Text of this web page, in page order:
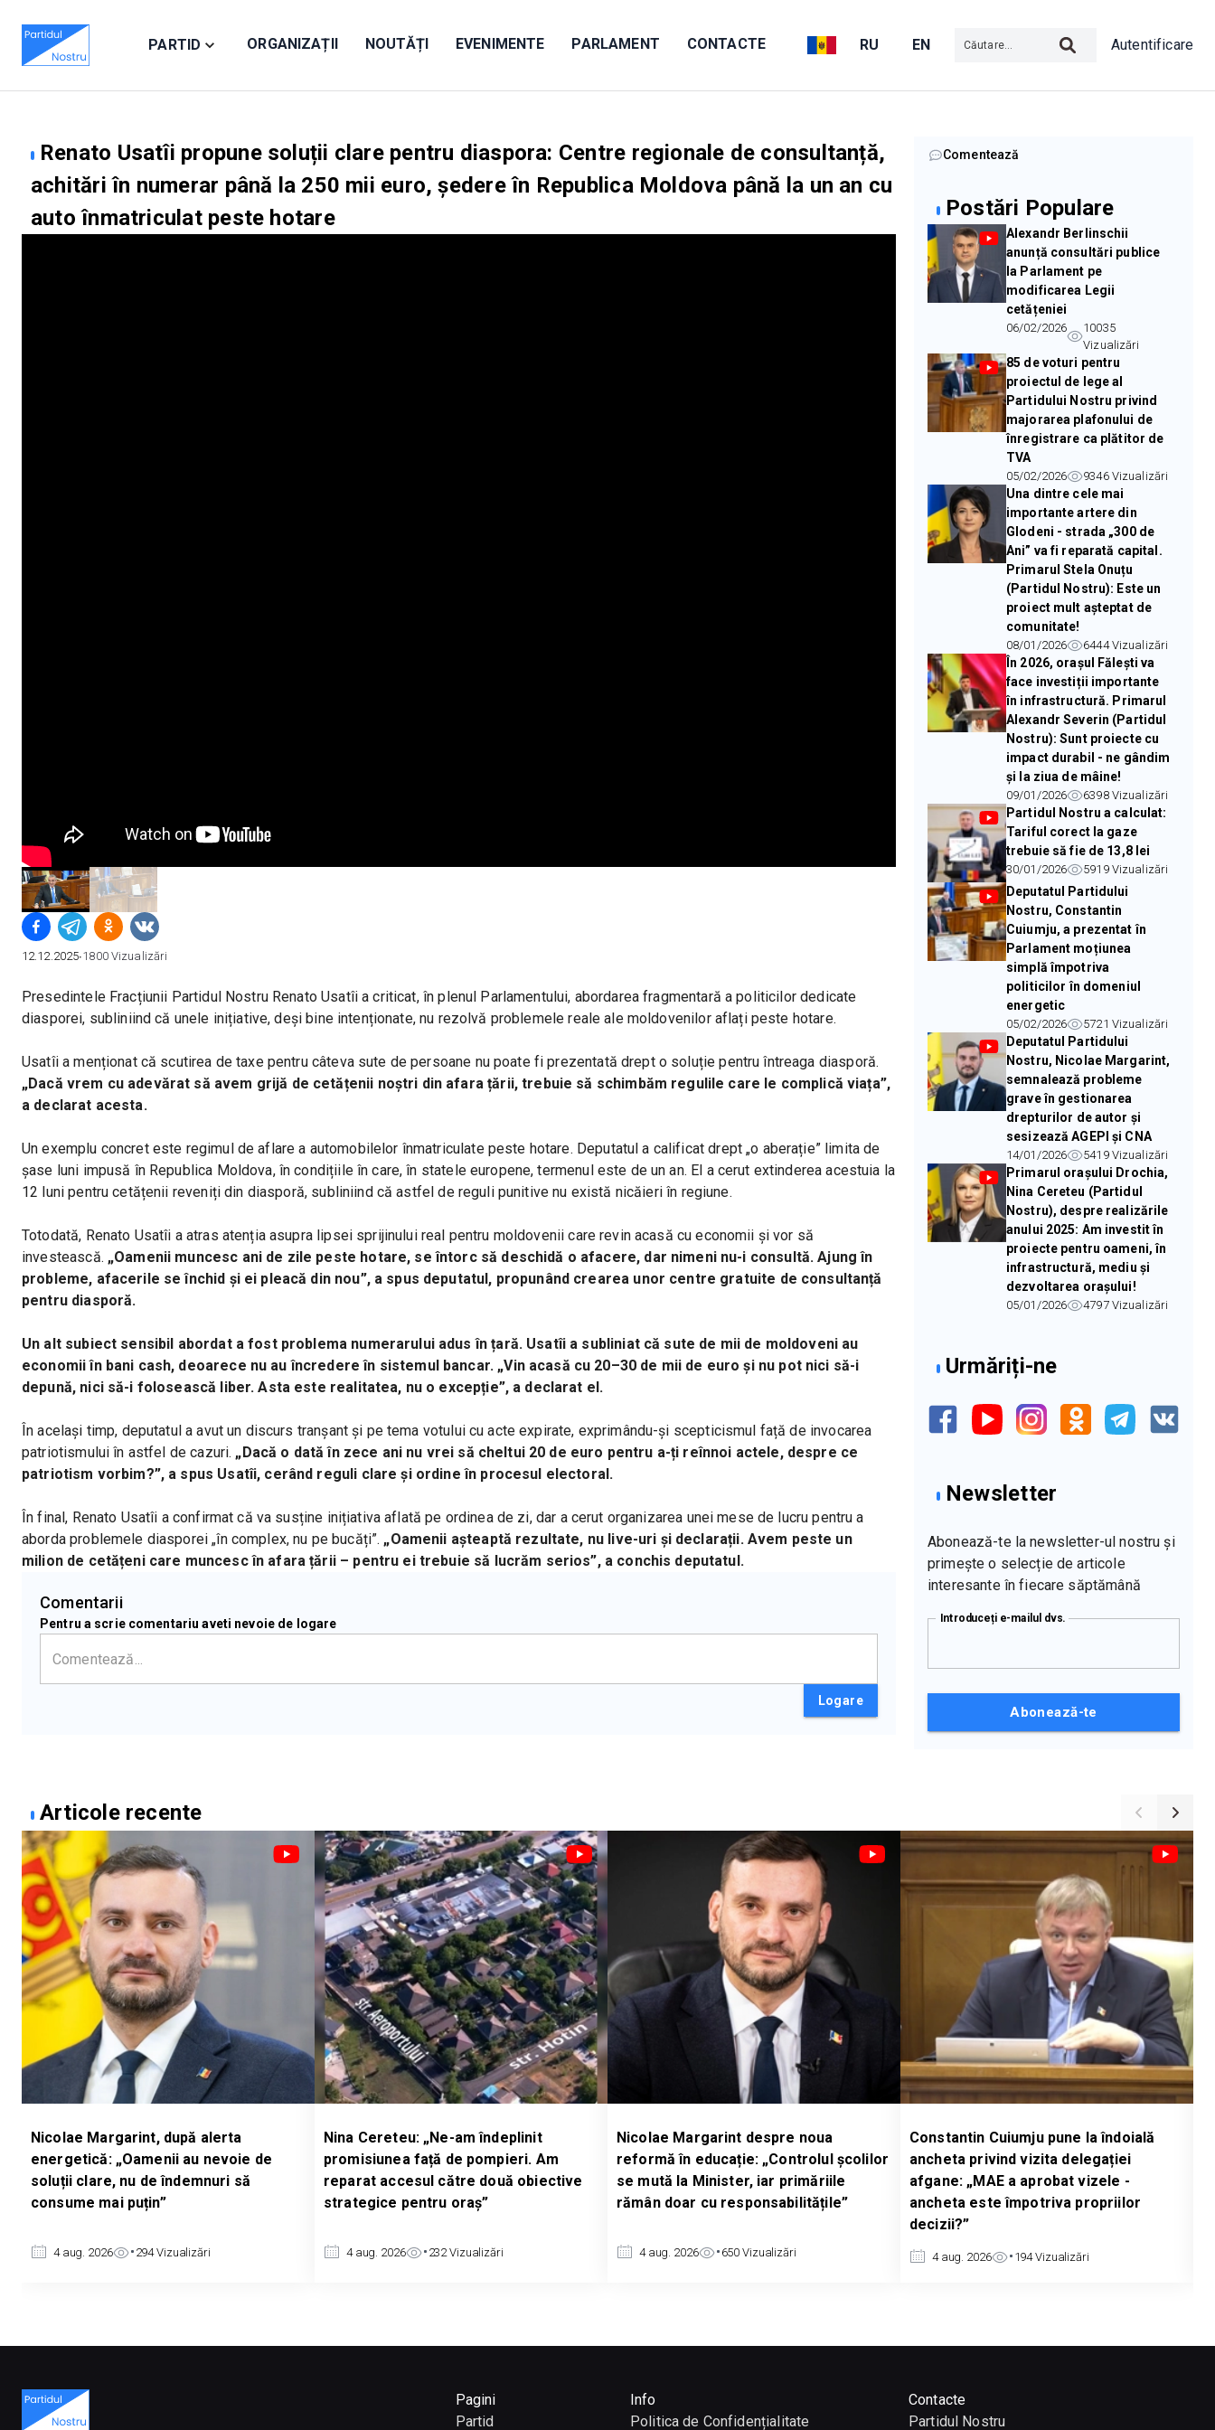
PARTID ORGANIZAȚII NOUTĂȚI EVENIMENTE PARLAMENT CONTACTE RU EN Autentificare
Renato Usatîi propune soluții clare pentru diaspora: Centre regionale de consultanță,
achitări în numerar până la 250 mii euro, ședere în Republica Moldova până la un an cu
auto înmatriculat peste hotare
12.12.2025∙1800 Vizualizări
Presedintele Fracțiunii Partidul Nostru Renato Usatîi a criticat, în plenul Parlamentului, abordarea fragmentară a politicilor dedicate
diasporei, subliniind că unele inițiative, deși bine intenționate, nu rezolvă problemele reale ale moldovenilor aflați peste hotare.
Usatîi a menționat că scutirea de taxe pentru câteva sute de persoane nu poate fi prezentată drept o soluție pentru întreaga diasporă.
„Dacă vrem cu adevărat să avem grijă de cetățenii noștri din afara țării, trebuie să schimbăm regulile care le complică viața”,
a declarat acesta.
Un exemplu concret este regimul de aflare a automobilelor înmatriculate peste hotare. Deputatul a calificat drept „o aberație” limita de
șase luni impusă în Republica Moldova, în condițiile în care, în statele europene, termenul este de un an. El a cerut extinderea acestuia la
12 luni pentru cetățenii reveniți din diasporă, subliniind că astfel de reguli punitive nu există nicăieri în regiune.
Totodată, Renato Usatîi a atras atenția asupra lipsei sprijinului real pentru moldovenii care revin acasă cu economii și vor să
investească. „Oamenii muncesc ani de zile peste hotare, se întorc să deschidă o afacere, dar nimeni nu-i consultă. Ajung în
probleme, afacerile se închid și ei pleacă din nou”, a spus deputatul, propunând crearea unor centre gratuite de consultanță
pentru diasporă.
Un alt subiect sensibil abordat a fost problema numerarului adus în țară. Usatîi a subliniat că sute de mii de moldoveni au
economii în bani cash, deoarece nu au încredere în sistemul bancar. „Vin acasă cu 20–30 de mii de euro și nu pot nici să-i
depună, nici să-i folosească liber. Asta este realitatea, nu o excepție”, a declarat el.
În același timp, deputatul a avut un discurs tranșant și pe tema votului cu acte expirate, exprimându-și scepticismul față de invocarea
patriotismului în astfel de cazuri. „Dacă o dată în zece ani nu vrei să cheltui 20 de euro pentru a-ți reînnoi actele, despre ce
patriotism vorbim?”, a spus Usatîi, cerând reguli clare și ordine în procesul electoral.
În final, Renato Usatîi a confirmat că va susține inițiativa aflată pe ordinea de zi, dar a cerut organizarea unei mese de lucru pentru a
aborda problemele diasporei „în complex, nu pe bucăți”. „Oamenii așteaptă rezultate, nu live-uri și declarații. Avem peste un
milion de cetățeni care muncesc în afara țării – pentru ei trebuie să lucrăm serios”, a conchis deputatul.
Comentarii
Pentru a scrie comentariu aveti nevoie de logare
Logare
Comentează
Postări Populare
Alexandr Berlinschii
anunță consultări publice
la Parlament pe
modificarea Legii
cetățeniei
06/02/2026
10035
Vizualizări
85 de voturi pentru
proiectul de lege al
Partidului Nostru privind
majorarea plafonului de
înregistrare ca plătitor de
TVA
05/02/2026 9346Vizualizări
Una dintre cele mai
importante artere din
Glodeni - strada „300 de
Ani” va fi reparată capital.
Primarul Stela Onuțu
(Partidul Nostru): Este un
proiect mult așteptat de
comunitate!
08/01/2026 6444Vizualizări
În 2026, orașul Fălești va
face investiții importante
în infrastructură. Primarul
Alexandr Severin (Partidul
Nostru): Sunt proiecte cu
impact durabil - ne gândim
și la ziua de mâine!
09/01/2026 6398Vizualizări
Partidul Nostru a calculat:
Tariful corect la gaze
trebuie să fie de 13,8 lei
30/01/2026 5919Vizualizări
Deputatul Partidului
Nostru, Constantin
Cuiumju, a prezentat în
Parlament moțiunea
simplă împotriva
politicilor în domeniul
energetic
05/02/2026 5721 Vizualizări
Deputatul Partidului
Nostru, Nicolae Margarint,
semnalează probleme
grave în gestionarea
drepturilor de autor și
sesizează AGEPI și CNA
14/01/2026 5419Vizualizări
Primarul orașului Drochia,
Nina Cereteu (Partidul
Nostru), despre realizările
anului 2025: Am investit în
proiecte pentru oameni, în
infrastructură, mediu și
dezvoltarea orașului!
05/01/2026 4797Vizualizări
Urmăriți-ne
Newsletter
Abonează-te la newsletter-ul nostru și
primește o selecție de articole
interesante în fiecare săptămână
Introduceți e-mailul dvs.
Abonează-te
Articole recente
după alerta
au nevoie de
de îndemnuri să
Vizualizări
Nina Cereteu: „Ne-am îndeplinit
promisiunea față de pompieri. Am
reparat accesul către două obiective
strategice pentru oraș”
Vizualizări
Nicolae Margarint despre noua
reformă în educație: „Controlul școlilor
se mută la Minister, iar primăriile
rămân doar cu responsabilitățile”
Vizualizări
Constantin Cuiumju pune la îndoială
ancheta privind vizita delegației
afgane: „MAE a aprobat vizele -
ancheta este împotriva propriilor
Vizualizări
Alexandr Berlinschii
Guvernului privind
administrației
„Aceștia sunt
Pagini
Partid
Info
Politica de Confidențialitate
Contacte
Partidul Nostru